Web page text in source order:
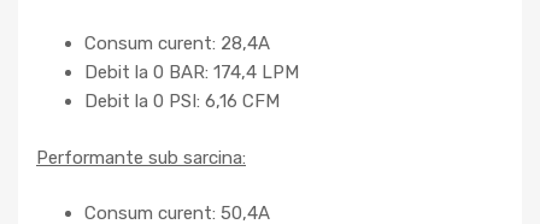
Consum curent: 28,4A
Debit la 0 BAR: 174,4 LPM
Debit la 0 PSI: 6,16 CFM
Performante sub sarcina:
Consum curent: 50,4A